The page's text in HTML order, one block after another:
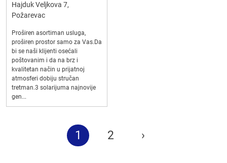
Hajduk Veljkova 7,
Požarevac
Proširen asortiman usluga,
proširen prostor samo za Vas.Da
bi se naši klijenti osećali
poštovanim i da na brz i
kvalitetan način u prijatnoj
atmosferi dobiju stručan
tretman.3 solarijuma najnovije
gen...
1 2 ›